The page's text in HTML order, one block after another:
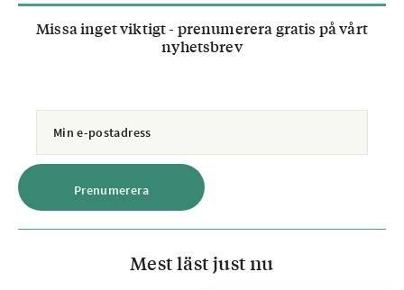
Missa inget viktigt - prenumerera gratis på vårt
nyhetsbrev
Mest läst just nu